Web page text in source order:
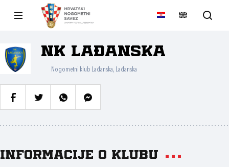
NK Lađanska
Nogometni klub Lađanska, Lađanska
Informacije o klubu